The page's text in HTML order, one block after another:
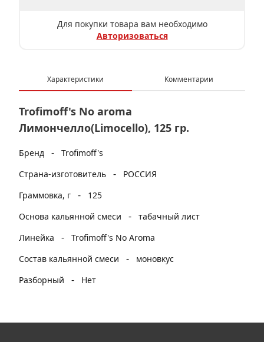
Для покупки товара вам необходимо
Авторизоваться
Характеристики Комментарии
Trofimoff's No aroma
Лимончелло(Limocello), 125 гр.
Бренд - Trofimoff's
Страна-изготовитель
-
РОССИЯ
Граммовка, г
-
125
Основа кальянной смеси
- табачный лист
Линейка
- Trofimoff's No Aroma
Состав кальянной смеси
-
моновкус
Разборный
- Нет